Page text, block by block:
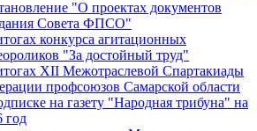
"О проектах документов
Совета ФПСО"
конкурса агитационных
"За достойный труд"
XII Межотраслевой Спартакиады
профсоюзов Самарской области
на газету "Народная трибуна" на
год